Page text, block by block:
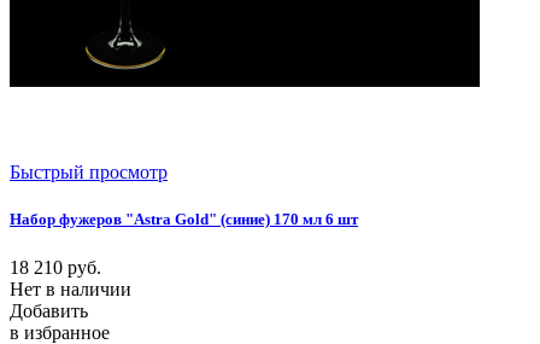
Быстрый просмотр
Набор фужеров "Astra Gold" (синие) 170 мл 6 шт
18 210 руб.
Нет в наличии
Добавить
в избранное